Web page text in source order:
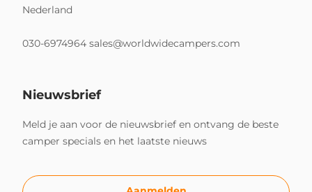
Nederland
030-6974964 sales@worldwidecampers.com
Nieuwsbrief
Meld je aan voor de nieuwsbrief en ontvang de beste
camper specials en het laatste nieuws